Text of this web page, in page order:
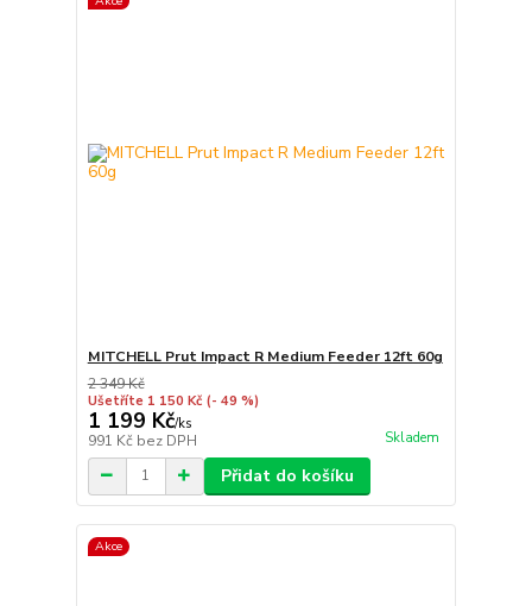
MITCHELL Prut Impact R Medium Feeder 12ft 60g
2 349 Kč
Ušetříte 1 150 Kč (- 49 %)
1 199 Kč/ks
991 Kč bez DPH Skladem
Přidat do košíku
Akce